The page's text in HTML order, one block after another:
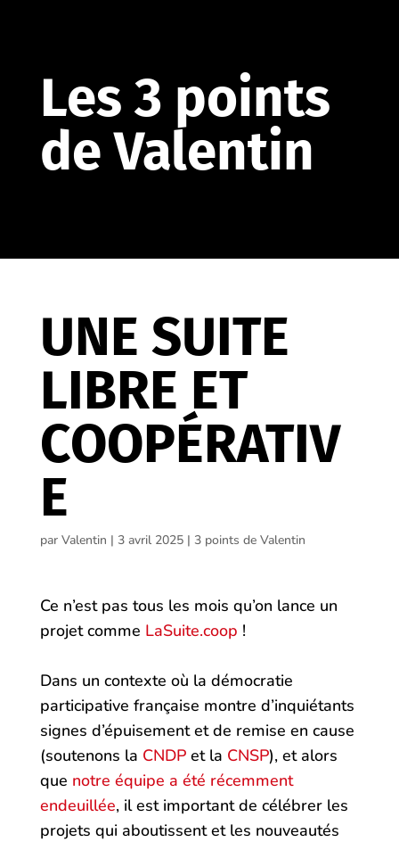
Les 3 points
de Valentin
UNE SUITE
LIBRE ET
COOPÉRATIV
E
par Valentin | 3 avril 2025| 3 points de Valentin
Ce n’est pas tous les mois qu’on lance un
projet comme LaSuite.coop !
Dans un contexte où la démocratie
participative française montre d’inquiétants
signes d’épuisement et de remise en cause
(soutenons la CNDPet la CNSP), et alors
que notre équipe a été récemment
endeuillée, il est important de célébrer les
projets qui aboutissent et les nouveautés